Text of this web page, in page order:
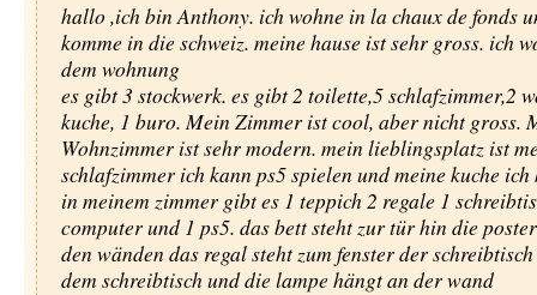
hallo ,ich bin Anthony. ich wohne in la chaux de fonds
komme in die schweiz. meine hause ist sehr gross. ich
dem wohnung
es gibt 3 stockwerk. es gibt 2 toilette,5 schlafzimmer,2
kuche, 1 buro. Mein Zimmer ist cool, aber nicht gross.
Wohnzimmer ist sehr modern. mein lieblingsplatz ist
schlafzimmer ich kann ps5 spielen und meine kuche ich
in meinem zimmer gibt es 1 teppich 2 regale 1
computer und 1 ps5. das bett steht zur tür hin die
den wänden das regal steht zum fenster der
dem schreibtisch und die lampe hängt an der wand